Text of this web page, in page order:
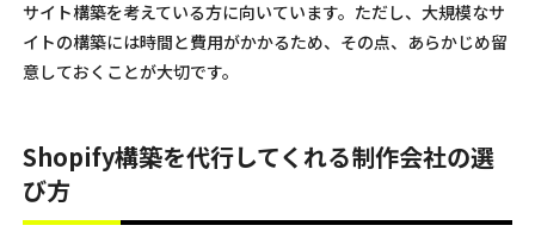
サイト構築を考えている方に向いています。ただし、大規模なサ
イトの構築には時間と費用がかかるため、その点、あらかじめ留
意しておくことが大切です。
Shopify構築を代行してくれる制作会社の選
び方